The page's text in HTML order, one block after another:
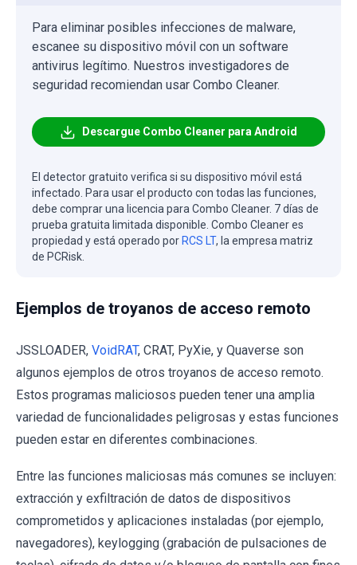
Para eliminar posibles infecciones de malware,
escanee su dispositivo móvil con un software
antivirus legítimo. Nuestros investigadores de
seguridad recomiendan usar Combo Cleaner.
Descargue Combo Cleaner para Android
El detector gratuito verifica si su dispositivo móvil está
infectado. Para usar el producto con todas las funciones,
debe comprar una licencia para Combo Cleaner. 7 días de
prueba gratuita limitada disponible. Combo Cleaner es
propiedad y está operado por RCS LT, la empresa matriz
de PCRisk.
Ejemplos de troyanos de acceso remoto
JSSLOADER, VoidRAT, CRAT, PyXie, y Quaverse son
algunos ejemplos de otros troyanos de acceso remoto.
Estos programas maliciosos pueden tener una amplia
variedad de funcionalidades peligrosas y estas funciones
pueden estar en diferentes combinaciones.
Entre las funciones maliciosas más comunes se incluyen:
extracción y exfiltración de datos de dispositivos
comprometidos y aplicaciones instaladas (por ejemplo,
navegadores), keylogging (grabación de pulsaciones de